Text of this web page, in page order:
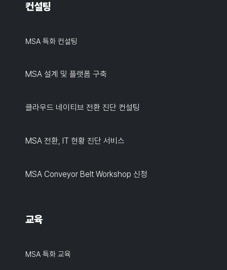
컨설팅
MSA 특화 컨설팅
MSA 설계 및 플랫폼 구축
클라우드 네이티브 전환 진단 컨설팅
MSA 전환, IT 현황 진단 서비스
MSA Conveyor Belt Workshop 신청
교육
MSA 특화 교육